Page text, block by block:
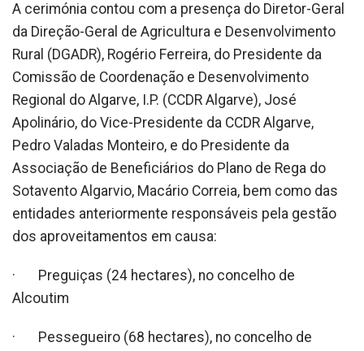
A cerimónia contou com a presença do Diretor-Geral
da Direção-Geral de Agricultura e Desenvolvimento
Rural (DGADR), Rogério Ferreira, do Presidente da
Comissão de Coordenação e Desenvolvimento
Regional do Algarve, I.P. (CCDR Algarve), José
Apolinário, do Vice-Presidente da CCDR Algarve,
Pedro Valadas Monteiro, e do Presidente da
Associação de Beneficiários do Plano de Rega do
Sotavento Algarvio, Macário Correia, bem como das
entidades anteriormente responsáveis pela gestão
dos aproveitamentos em causa:
· Preguiças (24 hectares), no concelho de
Alcoutim
· Pessegueiro (68 hectares), no concelho de